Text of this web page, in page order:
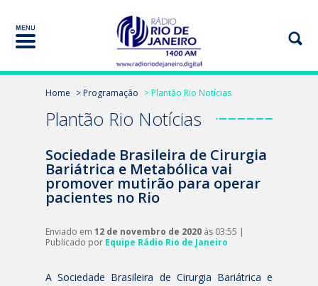
Home > Programação > Plantão Rio Notícias
Plantão Rio Notícias
Sociedade Brasileira de Cirurgia
Bariátrica e Metabólica vai
promover mutirão para operar
pacientes no Rio
Enviado em 12 de novembro de 2020 às 03:55 |
Publicado por Equipe Rádio Rio de Janeiro
A Sociedade Brasileira de Cirurgia Bariátrica e